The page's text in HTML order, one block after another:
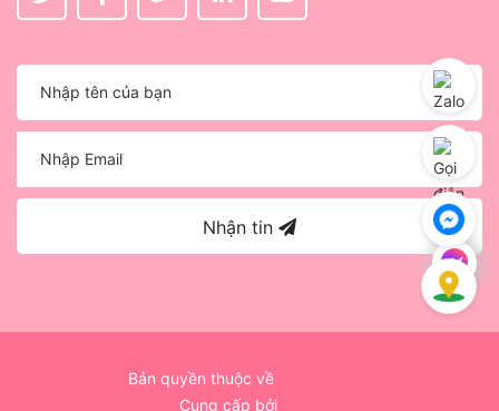
Nhận tin
Bản quyền thuộc về
Cung cấp bởi